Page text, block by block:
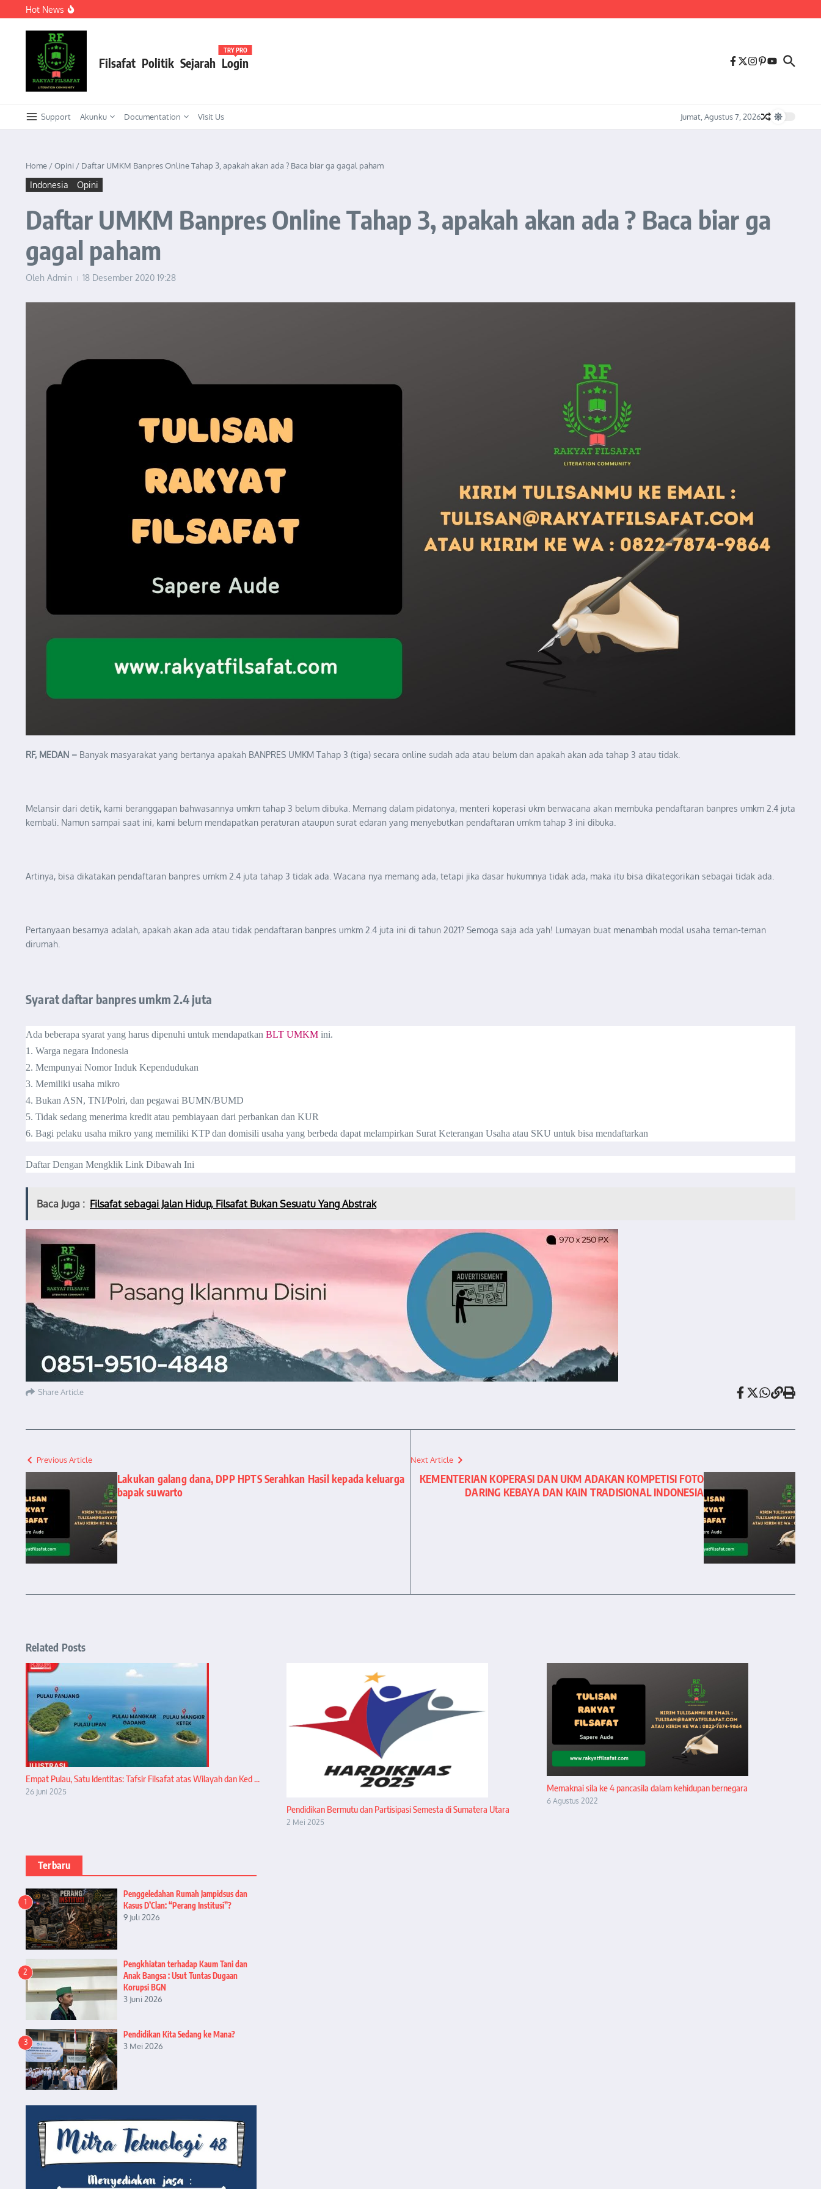
Lewati ke konten
Hot News
KEPEMIMPINAN TRANSFORMASIONAL SEBAGAI STRATEGI ADAPTIF MENGHADAPI PERUBAHAN SOSIAL DI ERA DISRUPSI DIGITAL
Meneguhkan Kepemimpinan Strategis Kader HMI dalam Orkestrasi Pembangunan Nasional yang Progresif dan Berkeadaban: Refleksi atas Kasus Melonjaknya Harga dan Kelangkaan Solar Bersubsidi.
Filsafat Politik Sejarah Login
TRY PRO
Support Akunku Documentation Visit Us Jumat, Agustus 7, 2026
Home /Opini / Daftar UMKM Banpres Online Tahap 3, apakah akan ada ? Baca biar ga gagal paham
Indonesia Opini
Daftar UMKM Banpres Online Tahap 3, apakah akan ada ? Baca biar ga
gagal paham
Oleh Admin 18 Desember 2020 19:28
RF, MEDAN – Banyak masyarakat yang bertanya apakah BANPRES UMKM Tahap 3 (tiga) secara online sudah ada atau belum dan apakah akan ada tahap 3 atau tidak.
Melansir dari detik, kami beranggapan bahwasannya umkm tahap 3 belum dibuka. Memang dalam pidatonya, menteri koperasi ukm berwacana akan membuka pendaftaran banpres umkm 2.4 juta
kembali. Namun sampai saat ini, kami belum mendapatkan peraturan ataupun surat edaran yang menyebutkan pendaftaran umkm tahap 3 ini dibuka.
Artinya, bisa dikatakan pendaftaran banpres umkm 2.4 juta tahap 3 tidak ada. Wacana nya memang ada, tetapi jika dasar hukumnya tidak ada, maka itu bisa dikategorikan sebagai tidak ada.
Pertanyaan besarnya adalah, apakah akan ada atau tidak pendaftaran banpres umkm 2.4 juta ini di tahun 2021? Semoga saja ada yah! Lumayan buat menambah modal usaha teman-teman
dirumah.
Syarat daftar banpres umkm 2.4 juta
Ada beberapa syarat yang harus dipenuhi untuk mendapatkan BLT UMKM ini.
1. Warga negara Indonesia
2. Mempunyai Nomor Induk Kependudukan
3. Memiliki usaha mikro
4. Bukan ASN, TNI/Polri, dan pegawai BUMN/BUMD
5. Tidak sedang menerima kredit atau pembiayaan dari perbankan dan KUR
6. Bagi pelaku usaha mikro yang memiliki KTP dan domisili usaha yang berbeda dapat melampirkan Surat Keterangan Usaha atau SKU untuk bisa mendaftarkan
Daftar Dengan Mengklik Link Dibawah Ini
Baca Juga : Filsafat sebagai Jalan Hidup, Filsafat Bukan Sesuatu Yang Abstrak
Share Article
Previous Article
Lakukan galang dana, DPP HPTS Serahkan Hasil kepada keluarga
bapak suwarto
Next Article
KEMENTERIAN KOPERASI DAN UKM ADAKAN KOMPETISI FOTO
DARING KEBAYA DAN KAIN TRADISIONAL INDONESIA
Related Posts
Empat Pulau, Satu Identitas: Tafsir Filsafat atas Wilayah dan Ked ...
26 Juni 2025
Pendidikan Bermutu dan Partisipasi Semesta di Sumatera Utara
2 Mei 2025
Memaknai sila ke 4 pancasila dalam kehidupan bernegara
6 Agustus 2022
Terbaru
1
Penggeledahan Rumah Jampidsus dan
Kasus D’Clan: “Perang Institusi”?
9 Juli 2026
2
Pengkhiatan terhadap Kaum Tani dan
Anak Bangsa : Usut Tuntas Dugaan
Korupsi BGN
3 Juni 2026
3
Pendidikan Kita Sedang ke Mana?
3 Mei 2026